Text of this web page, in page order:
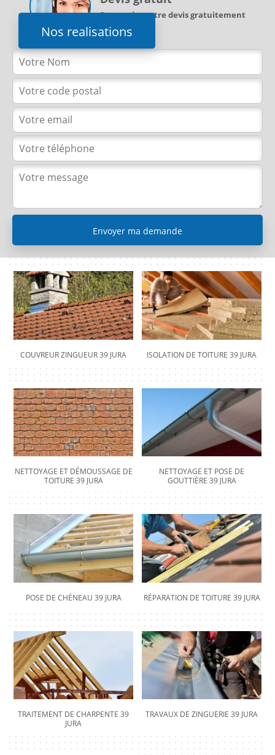
Nos realisations
Demandez votre devis gratuitement
COUVREUR ZINGUEUR 39 JURA ISOLATION DE TOITURE 39 JURA
NETTOYAGE ET DÉMOUSSAGE DE
TOITURE 39 JURA
NETTOYAGE ET POSE DE
GOUTTIÈRE 39 JURA
POSE DE CHÉNEAU 39 JURA RÉPARATION DE TOITURE 39 JURA
TRAITEMENT DE CHARPENTE 39
JURA
TRAVAUX DE ZINGUERIE 39 JURA